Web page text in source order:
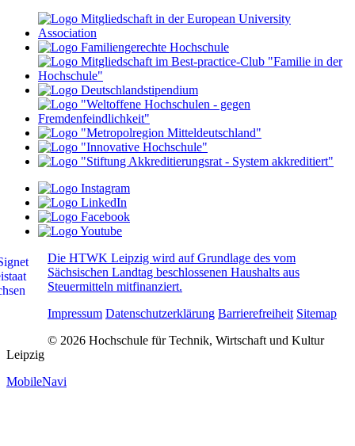
Die HTWK Leipzig wird auf Grundlage des vom
Sächsischen Landtag beschlossenen Haushalts aus
Steuermitteln mitfinanziert.
Impressum Datenschutzerklärung Barrierefreiheit Sitemap
© 2026 Hochschule für Technik, Wirtschaft und Kultur
Leipzig
MobileNavi